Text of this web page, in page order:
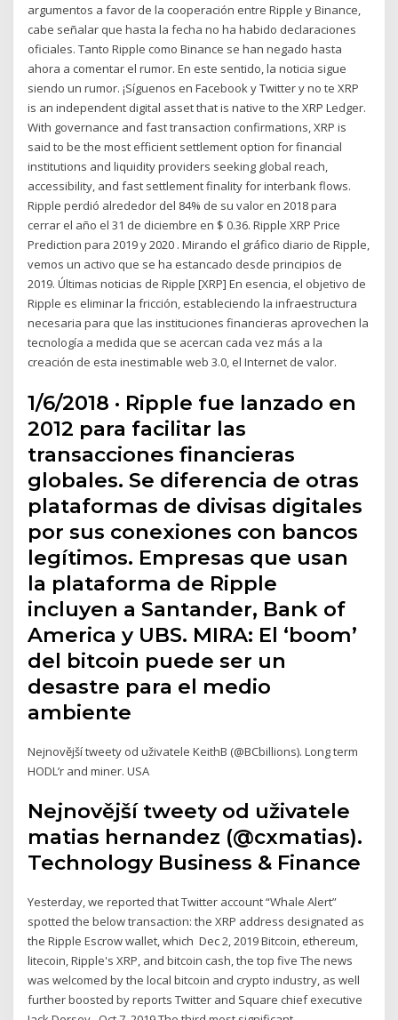
argumentos a favor de la cooperación entre Ripple y Binance,
cabe señalar que hasta la fecha no ha habido declaraciones
oficiales. Tanto Ripple como Binance se han negado hasta
ahora a comentar el rumor. En este sentido, la noticia sigue
siendo un rumor. ¡Síguenos en Facebook y Twitter y no te XRP
is an independent digital asset that is native to the XRP Ledger.
With governance and fast transaction confirmations, XRP is
said to be the most efficient settlement option for financial
institutions and liquidity providers seeking global reach,
accessibility, and fast settlement finality for interbank flows.
Ripple perdió alrededor del 84% de su valor en 2018 para
cerrar el año el 31 de diciembre en $ 0.36. Ripple XRP Price
Prediction para 2019 y 2020 . Mirando el gráfico diario de Ripple,
vemos un activo que se ha estancado desde principios de
2019. Últimas noticias de Ripple [XRP] En esencia, el objetivo de
Ripple es eliminar la fricción, estableciendo la infraestructura
necesaria para que las instituciones financieras aprovechen la
tecnología a medida que se acercan cada vez más a la
creación de esta inestimable web 3.0, el Internet de valor.
1/6/2018 · Ripple fue lanzado en
2012 para facilitar las
transacciones financieras
globales. Se diferencia de otras
plataformas de divisas digitales
por sus conexiones con bancos
legítimos. Empresas que usan
la plataforma de Ripple
incluyen a Santander, Bank of
America y UBS. MIRA: El ‘boom’
del bitcoin puede ser un
desastre para el medio
ambiente
Nejnovější tweety od uživatele KeithB (@BCbillions). Long term
HODL’r and miner. USA
Nejnovější tweety od uživatele
matias hernandez (@cxmatias).
Technology Business & Finance
Yesterday, we reported that Twitter account “Whale Alert”
spotted the below transaction: the XRP address designated as
the Ripple Escrow wallet, which Dec 2, 2019 Bitcoin, ethereum,
litecoin, Ripple's XRP, and bitcoin cash, the top five The news
was welcomed by the local bitcoin and crypto industry, as well
further boosted by reports Twitter and Square chief executive